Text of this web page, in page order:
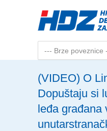
(VIDEO) O
Dopuštaju si
leđa građana